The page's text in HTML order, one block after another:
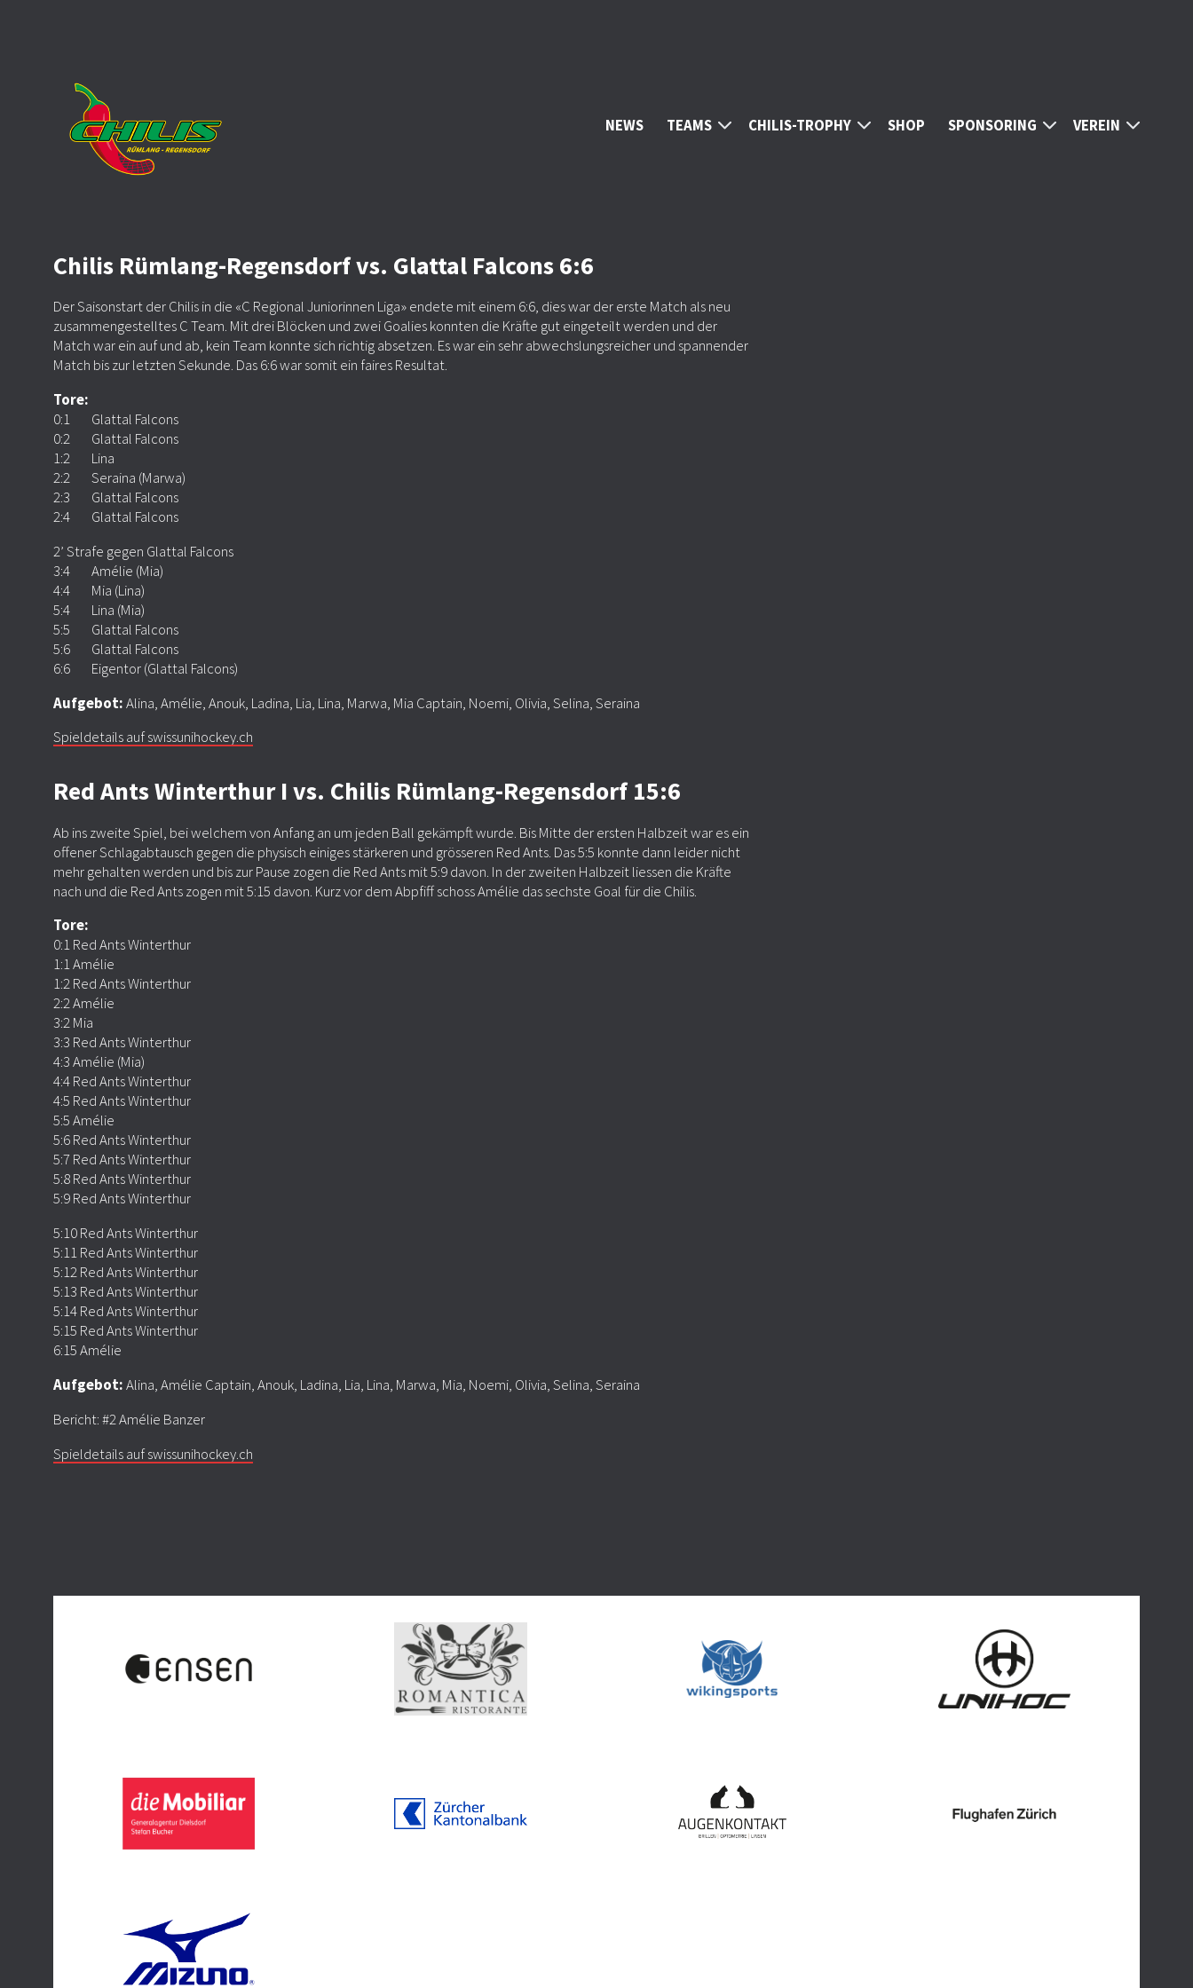
NEWS TEAMS CHILIS-TROPHY SHOP SPONSORING VEREIN
Chilis Rümlang-Regensdorf vs. Glattal Falcons 6:6
Der Saisonstart der Chilis in die «C Regional Juniorinnen Liga» endete mit einem 6:6, dies war der erste Match als neu
zusammengestelltes C Team. Mit drei Blöcken und zwei Goalies konnten die Kräfte gut eingeteilt werden und der
Match war ein auf und ab, kein Team konnte sich richtig absetzen. Es war ein sehr abwechslungsreicher und spannender
Match bis zur letzten Sekunde. Das 6:6 war somit ein faires Resultat.
Tore:
0:1 Glattal Falcons
0:2 Glattal Falcons
1:2 Lina
2:2 Seraina (Marwa)
2:3 Glattal Falcons
2:4 Glattal Falcons
2’ Strafe gegen Glattal Falcons
3:4 Amélie (Mia)
4:4 Mia (Lina)
5:4 Lina (Mia)
5:5 Glattal Falcons
5:6 Glattal Falcons
6:6 Eigentor (Glattal Falcons)
Aufgebot:Alina, Amélie, Anouk, Ladina, Lia, Lina, Marwa, Mia Captain, Noemi, Olivia, Selina, Seraina
Spieldetails auf swissunihockey.ch
Red Ants Winterthur I vs. Chilis Rümlang-Regensdorf 15:6
Ab ins zweite Spiel, bei welchem von Anfang an um jeden Ball gekämpft wurde. Bis Mitte der ersten Halbzeit war es ein
offener Schlagabtausch gegen die physisch einiges stärkeren und grösseren Red Ants. Das 5:5 konnte dann leider nicht
mehr gehalten werden und bis zur Pause zogen die Red Ants mit 5:9 davon. In der zweiten Halbzeit liessen die Kräfte
nach und die Red Ants zogen mit 5:15 davon. Kurz vor dem Abpfiff schoss Amélie das sechste Goal für die Chilis.
Tore:
0:1 Red Ants Winterthur
1:1 Amélie
1:2 Red Ants Winterthur
2:2 Amélie
3:2 Mia
3:3 Red Ants Winterthur
4:3 Amélie (Mia)
4:4 Red Ants Winterthur
4:5 Red Ants Winterthur
5:5 Amélie
5:6 Red Ants Winterthur
5:7 Red Ants Winterthur
5:8 Red Ants Winterthur
5:9 Red Ants Winterthur
5:10 Red Ants Winterthur
5:11 Red Ants Winterthur
5:12 Red Ants Winterthur
5:13 Red Ants Winterthur
5:14 Red Ants Winterthur
5:15 Red Ants Winterthur
6:15 Amélie
Aufgebot:Alina, Amélie Captain, Anouk, Ladina, Lia, Lina, Marwa, Mia, Noemi, Olivia, Selina, Seraina
Bericht: #2 Amélie Banzer
Spieldetails auf swissunihockey.ch